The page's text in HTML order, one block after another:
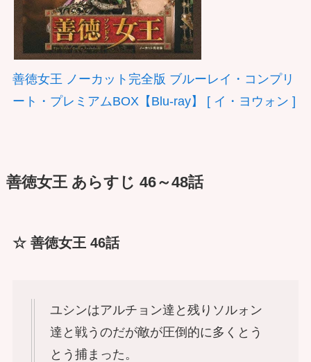
善徳女王 ノーカット完全版 ブルーレイ・コンプリ
ート・プレミアムBOX【Blu-ray】 [ イ・ヨウォン ]
善徳女王 あらすじ 46～48話
☆ 善徳女王 46話
ユシンはアルチョン達と残りソルォン
達と戦うのだが敵が圧倒的に多くとう
とう捕まった。